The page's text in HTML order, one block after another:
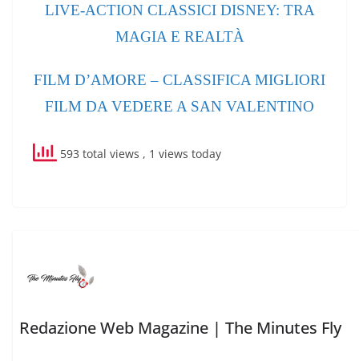
LIVE-ACTION CLASSICI DISNEY: TRA
MAGIA E REALTÀ
FILM D’AMORE – CLASSIFICA MIGLIORI
FILM DA VEDERE A SAN VALENTINO
593 total views , 1 views today
Redazione Web Magazine | The Minutes Fly